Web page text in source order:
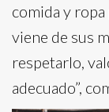
comida y
viene de sus
respetarlo,
adecuado”,